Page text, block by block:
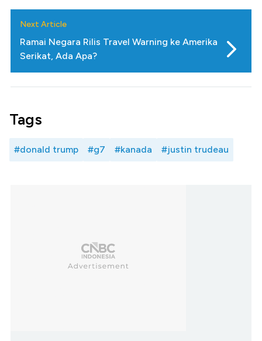
Next Article
Ramai Negara Rilis Travel Warning ke Amerika
Serikat, Ada Apa?
Tags
#donald trump #g7 #kanada #justin trudeau